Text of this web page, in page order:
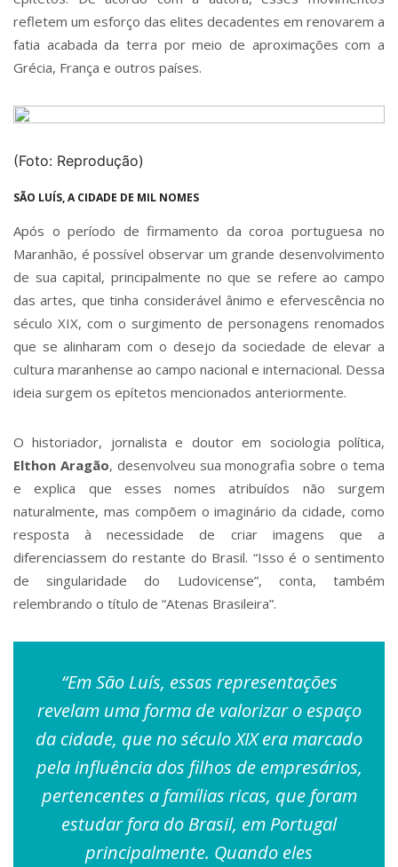
refletem um esforço das elites decadentes em renovarem a
fatia acabada da terra por meio de aproximações com a
Grécia, França e outros países.
(Foto: Reprodução)
SÃO LUÍS, A CIDADE DE MIL NOMES
Após o período de firmamento da coroa portuguesa no
Maranhão, é possível observar um grande desenvolvimento
de sua capital, principalmente no que se refere ao campo
das artes, que tinha considerável ânimo e efervescência no
século XIX, com o surgimento de personagens renomados
que se alinharam com o desejo da sociedade de elevar a
cultura maranhense ao campo nacional e internacional. Dessa
ideia surgem os epítetos mencionados anteriormente.
O historiador, jornalista e doutor em sociologia política,
Elthon Aragão, desenvolveu sua monografia sobre o tema
e explica que esses nomes atribuídos não surgem
naturalmente, mas compõem o imaginário da cidade, como
resposta à necessidade de criar imagens que a
diferenciassem do restante do Brasil. “Isso é o sentimento
de singularidade do Ludovicense”, conta, também
relembrando o título de “Atenas Brasileira”.
“Em São Luís, essas representações
revelam uma forma de valorizar o espaço
da cidade, que no século XIX era marcado
pela influência dos filhos de empresários,
pertencentes a famílias ricas, que foram
estudar fora do Brasil, em Portugal
principalmente. Quando eles